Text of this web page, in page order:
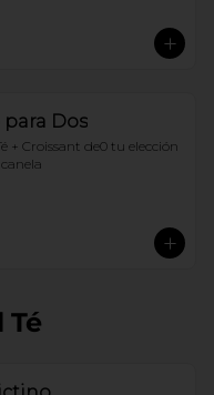
para Dos
+ Croissant de0 tu elección
Té